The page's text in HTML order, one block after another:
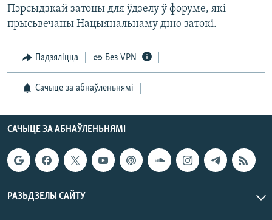
Пэрсыдзкай затоцы для ўдзелу ў форуме, які
прысьвечаны Нацыянальнаму дню затокі.
Падзяліцца Без VPN
Сачыце за абнаўленьнямі
САЧЫЦЕ ЗА АБНАЎЛЕНЬНЯМІ
РАЗЬДЗЕЛЫ САЙТУ